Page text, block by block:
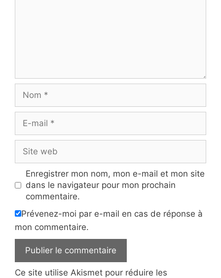
mail
web
Enregistrer mon nom, mon e-mail et mon site
dans le navigateur pour mon prochain
commentaire.
Prévenez-moi par e-mail en cas de réponse à
mon commentaire.
Ce site utilise Akismet pour réduire les